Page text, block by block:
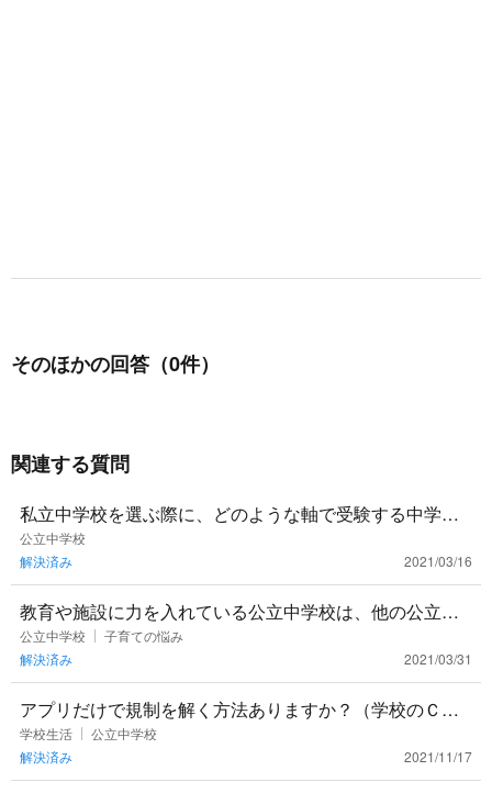
そのほかの回答（0件）
関連する質問
私立中学校を選ぶ際に、どのような軸で受験する中学校
の候補を挙げていけば良いのか教えてください。＃私立
中学校の選択の軸
公立中学校
解決済み
2021/03/16
教育や施設に力を入れている公立中学校は、他の公立中
学校よりも先生の質がよいのでしょうか。 ＃公立 ＃教育
の質
公立中学校
子育ての悩み
解決済み
2021/03/31
アプリだけで規制を解く方法ありますか？（学校のＣｈ
ｒｏｍｅｂｏｏｋ）
学校生活
公立中学校
解決済み
2021/11/17